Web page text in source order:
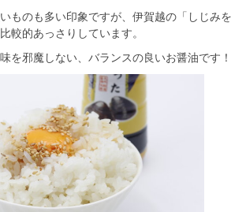
ものも多い印象ですが、伊賀越の「しじみを
較的あっさりしています。
を邪魔しない、バランスの良いお醤油です！